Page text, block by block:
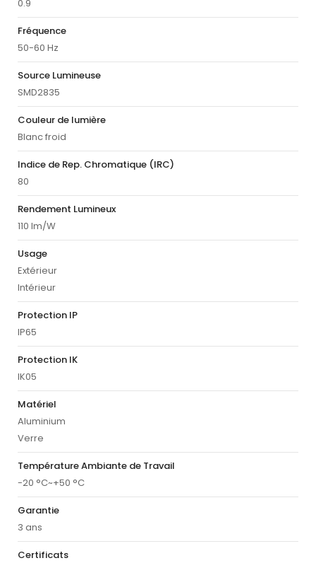
0.9
Fréquence
50-60 Hz
Source Lumineuse
SMD2835
Couleur de lumière
Blanc froid
Indice de Rep. Chromatique (IRC)
80
Rendement Lumineux
110 lm/W
Usage
Extérieur
Intérieur
Protection IP
IP65
Protection IK
IK05
Matériel
Aluminium
Verre
Température Ambiante de Travail
-20 °C~+50 °C
Garantie
3 ans
Certificats